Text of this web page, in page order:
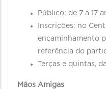
Público: de 7 a 17
Inscrições: no
encaminhamento
referência do
Terças e quintas,
Mãos Amigas